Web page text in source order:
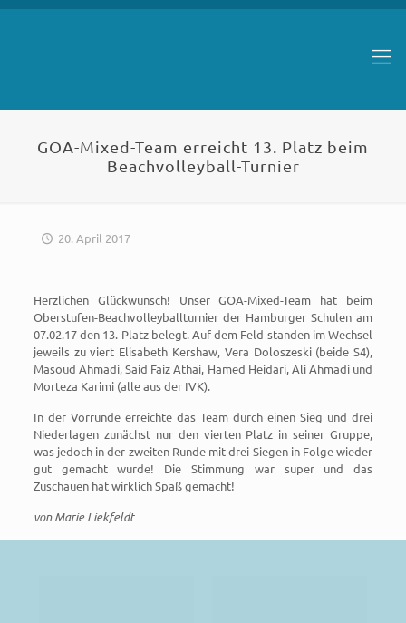
GOA-Mixed-Team erreicht 13. Platz beim
Beachvolleyball-Turnier
20. April 2017
Herzlichen Glückwunsch! Unser GOA-Mixed-Team hat beim
Oberstufen-Beachvolleyballturnier der Hamburger Schulen am
07.02.17 den 13. Platz belegt. Auf dem Feld standen im Wechsel
jeweils zu viert Elisabeth Kershaw, Vera Doloszeski (beide S4),
Masoud Ahmadi, Said Faiz Athai, Hamed Heidari, Ali Ahmadi und
Morteza Karimi (alle aus der IVK).
In der Vorrunde erreichte das Team durch einen Sieg und drei
Niederlagen zunächst nur den vierten Platz in seiner Gruppe,
was jedoch in der zweiten Runde mit drei Siegen in Folge wieder
gut gemacht wurde! Die Stimmung war super und das
Zuschauen hat wirklich Spaß gemacht!
von Marie Liekfeldt